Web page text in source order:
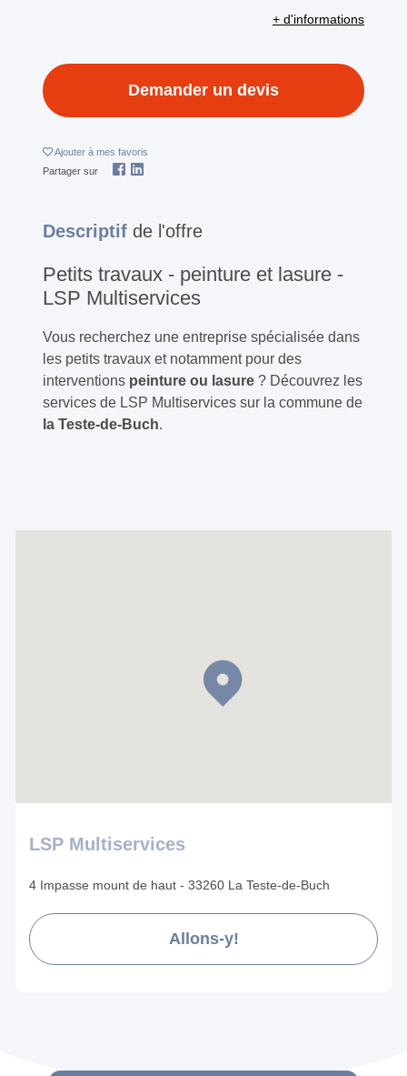
+ d'informations
Demander un devis
Ajouter à mes favoris
Partager sur
Descriptif de l'offre
Petits travaux - peinture et lasure -
LSP Multiservices
Vous recherchez une entreprise spécialisée dans
les petits travaux et notamment pour des
interventions peinture ou lasure ? Découvrez les
services de LSP Multiservices sur la commune de
la Teste-de-Buch.
LSP Multiservices
4 Impasse mount de haut - 33260 La Teste-de-Buch
Allons-y!